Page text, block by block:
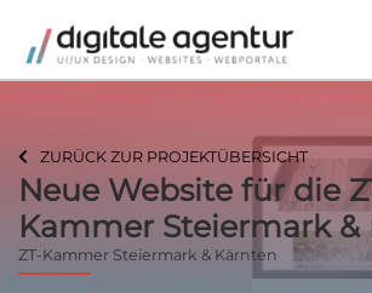
ZURÜCK ZUR PROJEKTÜBERSICHT
Neue Website für die
Kammer Steiermark &
ZT-Kammer Steiermark & Kärnten